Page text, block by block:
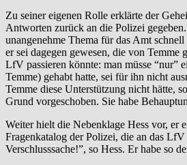
Zu seiner eigenen Rolle erklärte der
Antworten zurück an die Polizei
unangenehme Thema für das Amt
er sei dagegen gewesen, die von
LfV passieren könnte: man müsse “nur”
Temme) gehabt hatte, sei für ihn nicht
Temme diese Unterstützung nicht hätte,
Grund vorgeschoben. Sie habe
Weiter hielt die Nebenklage Hess vor, er
Fragenkatalog der Polizei, die an das
Verschlusssache!”, so Hess. Er habe so